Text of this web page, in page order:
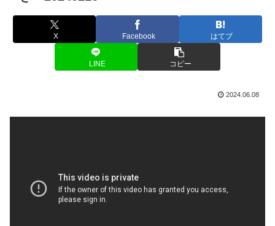
X Facebook はてブ
LINE コピー
2024.06.08